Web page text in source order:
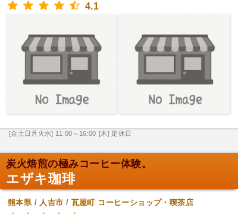
4.1
[金土日月火水] 11:00～16:00 [木] 定休日
炭火焙煎の極みコーヒー体験。
エザキ珈琲
熊本県/ 人吉市 / 瓦屋町 コーヒーショップ・喫茶店